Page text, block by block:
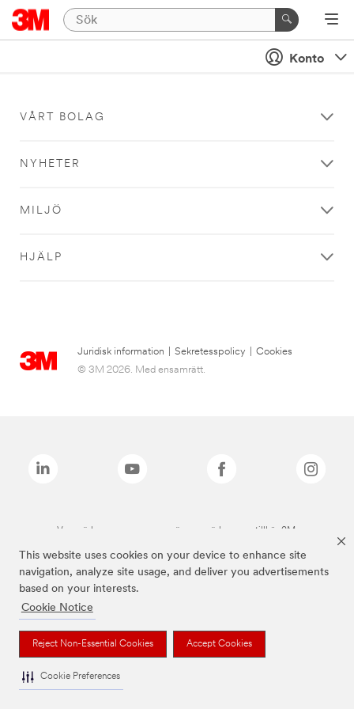
This website uses cookies on your device to enhance site
navigation, analyze site usage, and deliver you advertisements
based on your interests.
Cookie Notice
Reject Non-Essential Cookies Accept Cookies
Cookie Preferences
Konto
VÅRT BOLAG
NYHETER
MILJÖ
HJÄLP
Juridisk information Sekretesspolicy
Cookies
© 3M 2026. Med ensamrätt.
Varumärken som anges ovan är varumärken som tillhör 3M.